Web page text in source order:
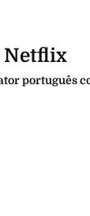
Netflix
português